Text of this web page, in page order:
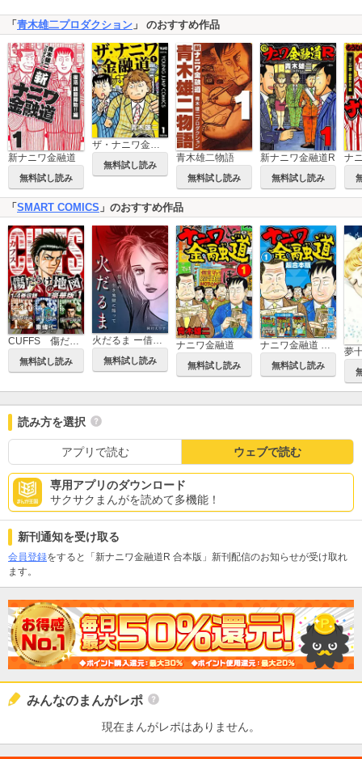
「青木雄二プロダクション 」 のおすすめ作品
新ナニワ金融道
無料試し読み
無料試し読み
青木雄二物語
無料試し読み
新ナニワ金融道R
無料試し読み
「 SMART COMICS 」のおすすめ作品
CUFFS 傷だらけの地図（豪華版）
無料試し読み
火だるま ー借金の生き地獄に陥ってー
無料試し読み
ナニワ金融道
無料試し読み 無料試し読み
夢
読み方を選択
アプリで読む ウェブで読む
専用アプリのダウンロード
サクサクまんがを読めて多機能！
新刊通知を受け取る
会員登録をすると「新ナニワ金融道R 合本版」新刊配信のお知らせが受け取れ
ます。
みんなのまんがレポ
現在まんがレポはありません。